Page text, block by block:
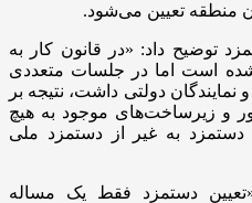
منطقه تعیین می‌شود.
توضیح داد: «در قانون کار به
است اما در جلسات متعددی
نمایندگان دولتی داشت، نتیجه بر
و زیرساخت‌های موجود به هیچ
دستمزد به غیر از دستمزد ملی
دستمزد فقط یک مساله